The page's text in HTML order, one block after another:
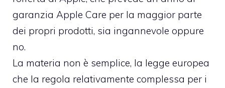
garanzia Apple Care per la maggior parte
dei propri prodotti, sia ingannevole oppure
no.
La materia non è semplice, la legge europea
che la regola relativamente complessa per i